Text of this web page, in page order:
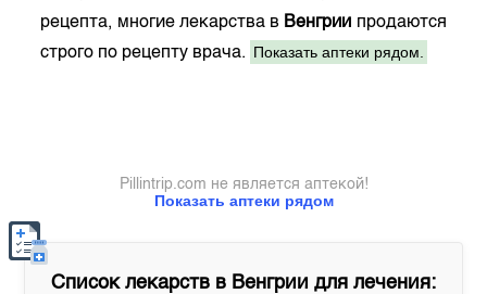
рецепта, многие лекарства в Венгрии продаются
строго по рецепту врача. Показать аптеки рядом.
Показать аптеки рядом
Pillintrip.com не является аптекой!
Список лекарств в Венгрии для лечения: